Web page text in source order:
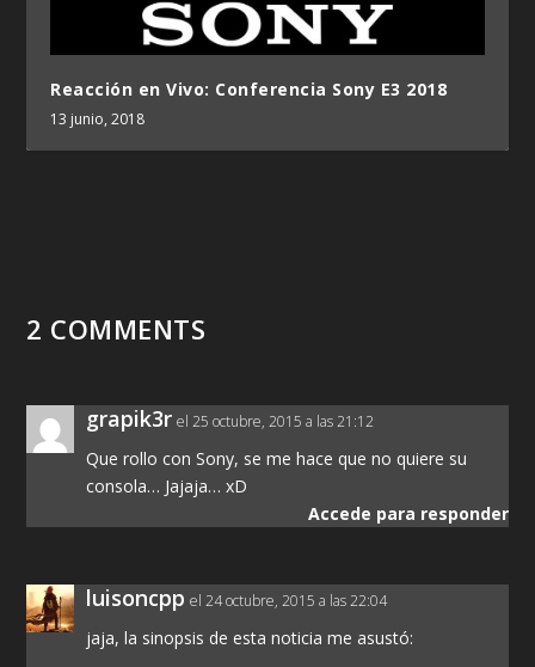
Reacción en Vivo: Conferencia Sony E3 2018
13 junio, 2018
2 COMMENTS
grapik3r el 25 octubre, 2015 a las 21:12
Que rollo con Sony, se me hace que no quiere su
consola… Jajaja… xD
Accede para responder
luisoncpp el 24 octubre, 2015 a las 22:04
jaja, la sinopsis de esta noticia me asustó: